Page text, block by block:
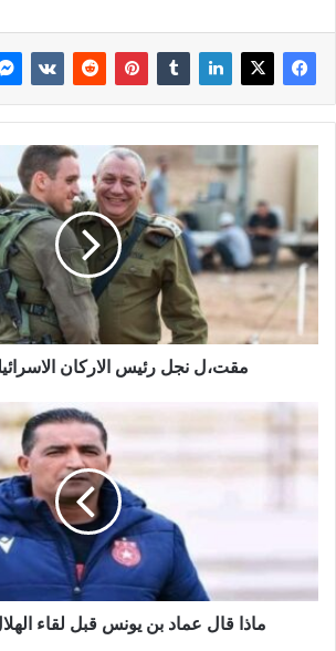
مقت،ل نجل رئيس الاركان
ماذا قال عماد بن يونس قبل لقاء